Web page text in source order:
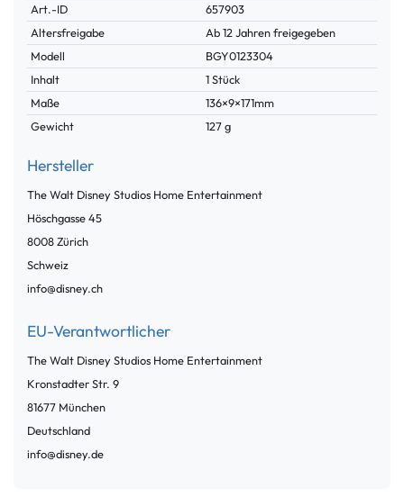
Technisches
Merkmal
Wert
Art.-ID
657903
Altersfreigabe
Ab 12 Jahren freigegeben
Modell
BGY0123304
Inhalt
1 Stück
Maße
136×9×171mm
Gewicht
127 g
Hersteller
The Walt Disney Studios Home Entertainment
Höschgasse45
8008Zürich
Schweiz
info@disney.ch
EU-Verantwortlicher
The Walt Disney Studios Home Entertainment
Kronstadter Str. 9
81677 München
Deutschland
info@disney.de